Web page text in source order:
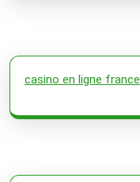
casino en ligne france